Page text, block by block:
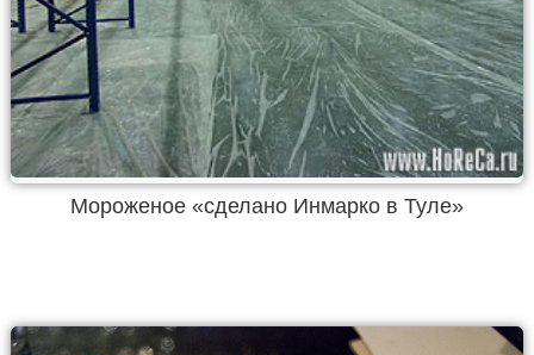
Мороженое «сделано Инмарко в Туле»